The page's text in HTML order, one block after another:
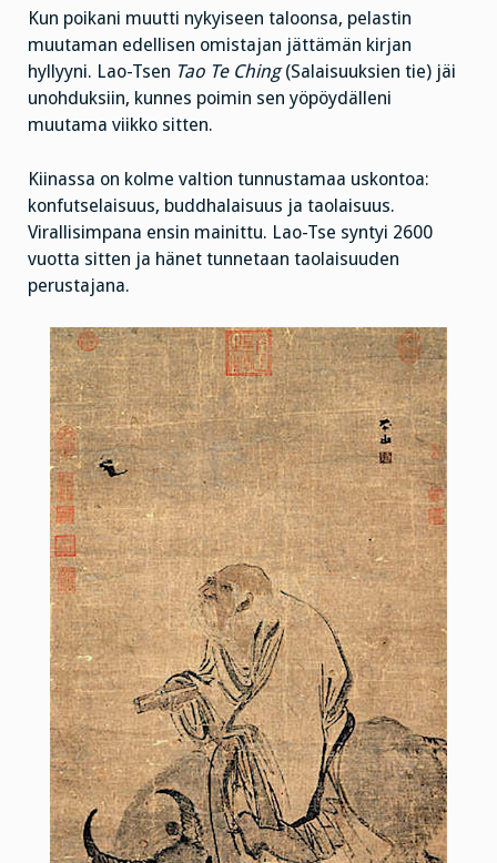
Kun poikani muutti nykyiseen taloonsa, pelastin
muutaman edellisen omistajan jättämän kirjan
hyllyyni. Lao-Tsen Tao Te Ching(Salaisuuksien tie) jäi
unohduksiin, kunnes poimin sen yöpöydälleni
muutama viikko sitten.
Kiinassa on kolme valtion tunnustamaa uskontoa:
konfutselaisuus, buddhalaisuus ja taolaisuus.
Virallisimpana ensin mainittu. Lao-Tse syntyi 2600
vuotta sitten ja hänet tunnetaan taolaisuuden
perustajana.